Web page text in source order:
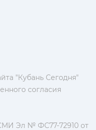
"Кубань Сегодня"
согласия
Эл № ФС77-72910 от